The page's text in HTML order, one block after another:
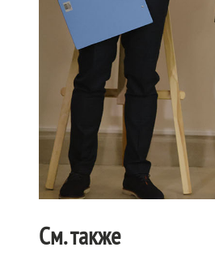
См. также